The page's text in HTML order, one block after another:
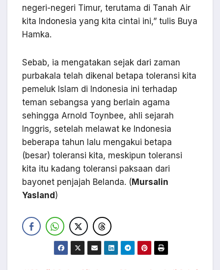
negeri-negeri Timur, terutama di Tanah Air
kita Indonesia yang kita cintai ini,” tulis Buya
Hamka.
Sebab, ia mengatakan sejak dari zaman
purbakala telah dikenal betapa toleransi kita
pemeluk Islam di Indonesia ini terhadap
teman sebangsa yang berlain agama
sehingga Arnold Toynbee, ahli sejarah
Inggris, setelah melawat ke Indonesia
beberapa tahun lalu mengakui betapa
(besar) toleransi kita, meskipun toleransi
kita itu kadang toleransi paksaan dari
bayonet penjajah Belanda. (Mursalin
Yasland)